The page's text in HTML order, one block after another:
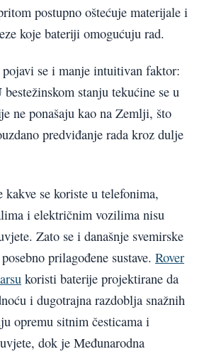
postupno oštećuje materijale i
koje bateriji omogućuju rad.
se i manje intuitivan faktor:
stanju tekućine se u
ne ponašaju kao na Zemlji, što
predviđanje rada kroz dulje
se koriste u telefonima,
i električnim vozilima nisu
Zato se i današnje svemirske
prilagođene sustave. Rover
koristi baterije projektirane da
i dugotrajna razdoblja snažnih
opremu sitnim česticama i
dok je Međunarodna